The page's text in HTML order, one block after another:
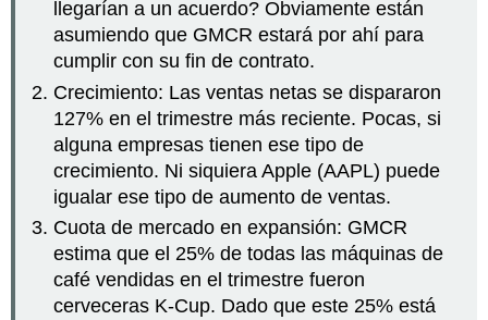
llegarían a un acuerdo? Obviamente están
asumiendo que GMCR estará por ahí para
cumplir con su fin de contrato.
Crecimiento: Las ventas netas se dispararon
127% en el trimestre más reciente. Pocas, si
alguna empresas tienen ese tipo de
crecimiento. Ni siquiera Apple (AAPL) puede
igualar ese tipo de aumento de ventas.
Cuota de mercado en expansión: GMCR
estima que el 25% de todas las máquinas de
café vendidas en el trimestre fueron
cerveceras K-Cup. Dado que este 25% está